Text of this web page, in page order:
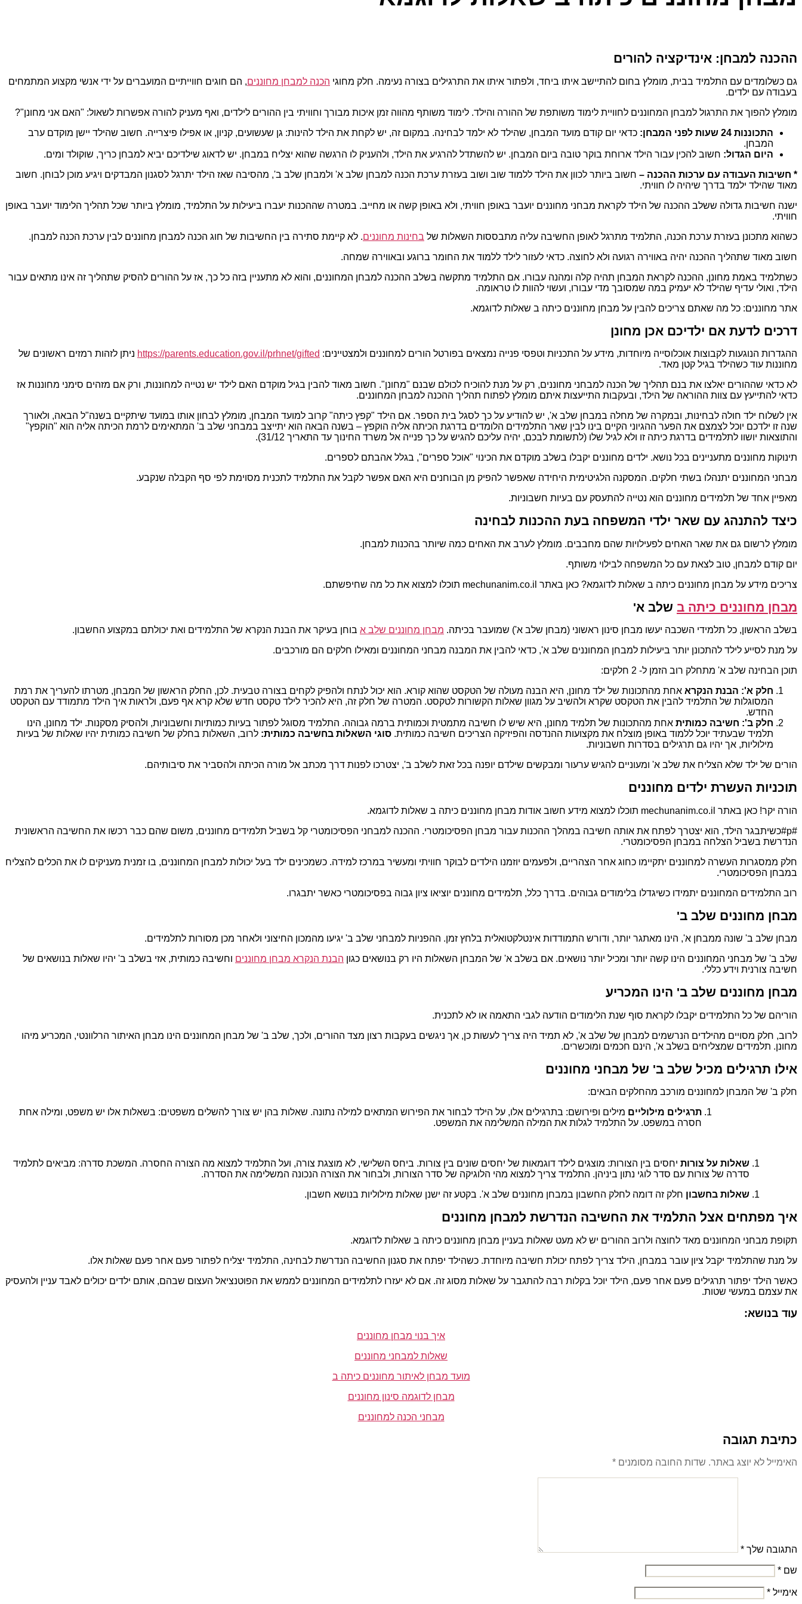
ההכנה למבחן: אינדיקציה להורים
גם כשלומדים עם התלמיד בבית, מומלץ בחום להתיישב איתו ביחד, ולפתור איתו את התרגילים בצורה נעימה. חלק מחוגי הכנה למבחן מחוננים, הם חוגים חווייתיים המועברים על ידי אנשי מקצוע המתמחים
בעבודה עם ילדים.
מומלץ להפוך את התרגול למבחן המחוננים לחוויית לימוד משותפת של ההורה והילד. לימוד משותף מהווה זמן איכות מבורך וחוויתי בין ההורים לילדים, ואף מעניק להורה אפשרות לשאול: "האם אני מחונן"?
התכוננות 24 שעות לפני המבחן:
כדאי יום קודם מועד המבחן, שהילד לא ילמד לבחינה. במקום זה, יש לקחת את הילד להינות: גן שעשועים, קניון, או אפילו פיצרייה. חשוב שהילד יישן מוקדם ערב
המבחן.
היום הגדול: חשוב להכין עבור הילד ארוחת בוקר טובה ביום המבחן. יש להשתדל להרגיע את הילד, ולהעניק לו הרגשה שהוא יצליח במבחן. יש לדאוג שילדיכם יביא למבחן כריך, שוקולד ומים.
* חשיבות העבודה עם ערכות ההכנה – חשוב ביותר לכוון את הילד ללמוד שוב ושוב בעזרת ערכת הכנה למבחן שלב א' ולמבחן שלב ב', מהסיבה שאז הילד יתרגל לסגנון המבדקים ויגיע מוכן לבוחן. חשוב
מאוד שהילד ילמד בדרך שיהיה לו חוויתי.
ישנה חשיבות גדולה ששלב ההכנה של הילד לקראת מבחני מחוננים יועבר באופן חוויתי, ולא באופן קשה או מחייב. במטרה שההכנות יעברו ביעילות על התלמיד, מומלץ ביותר שכל תהליך הלימוד יועבר באופן
חוויתי.
כשהוא מתכונן בעזרת ערכת הכנה, התלמיד מתרגל לאופן החשיבה עליה מתבססות השאלות של בחינות מחוננים. לא קיימת סתירה בין החשיבות של חוג הכנה למבחן מחוננים לבין ערכת הכנה למבחן.
חשוב מאוד שתהליך ההכנה יהיה באווירה רגועה ולא לחוצה. כדאי לעזור לילד ללמוד את החומר ברוגע ובאווירה שמחה.
כשתלמיד באמת מחונן, ההכנה לקראת המבחן תהיה קלה ומהנה עבורו. אם התלמיד מתקשה בשלב ההכנה למבחן המחוננים, והוא לא מתעניין בזה כל כך, אז על ההורים להסיק שתהליך זה אינו מתאים עבור
הילד, ואולי עדיף שהילד לא יעמיק במה שמסובך מדי עבורו, ועשוי להוות לו טראומה.
אתר מחוננים: כל מה שאתם צריכים להבין על מבחן מחוננים כיתה ב שאלות לדוגמא.
דרכים לדעת אם ילדיכם אכן מחונן
ההגדרות הנוגעות לקבוצות אוכלוסייה מיוחדות, מידע על התכניות וטפסי פנייה נמצאים בפורטל הורים למחוננים ולמצטיינים: https://parents.education.gov.il/prhnet/gifted ניתן לזהות רמזים ראשונים של
מחוננות עוד כשהילד בגיל קטן מאד.
לא כדאי שההורים יאלצו את בנם תהליך של הכנה למבחני מחוננים, רק על מנת להוכיח לכולם שבנם "מחונן". חשוב מאוד להבין בגיל מוקדם האם לילד יש נטייה למחוננות, ורק אם מזהים סימני מחוננות אז
כדאי להתייעץ עם צוות ההוראה של הילד, ובעקבות התייעצות איתם מומלץ לפתוח תהליך ההכנה למבחן המחוננים.
אין לשלוח ילד חולה לבחינות, ובמקרה של מחלה במבחן שלב א', יש להודיע על כך לסגל בית הספר. אם הילד "קפץ כיתה" קרוב למועד המבחן, מומלץ לבחון אותו במועד שיתקיים בשנה"ל הבאה, ולאורך
שנה זו ילדכם יוכל לצמצם את הפער ההגיוני הקיים בינו לבין שאר התלמידים הלומדים בדרגת הכיתה אליה הוקפץ – בשנה הבאה הוא יתייצב במבחני שלב ב' המתאימים לרמת הכיתה אליה הוא "הוקפץ"
והתוצאות יושוו לתלמידים בדרגת כיתה זו ולא לגיל שלו (לתשומת לבכם, יהיה עליכם להגיש על כך פנייה אל משרד החינוך עד התאריך 31/12).
תינוקות מחוננים מתעניינים בכל נושא. ילדים מחוננים יקבלו בשלב מוקדם את הכינוי "אוכל ספרים", בגלל אהבתם לספרים.
מבחני המחוננים יתנהלו בשתי חלקים. המסקנה הלגיטימית היחידה שאפשר להפיק מן הבוחנים היא האם אפשר לקבל את התלמיד לתכנית מסוימת לפי סף הקבלה שנקבע.
מאפיין אחד של תלמידים מחוננים הוא נטייה להתעסק עם בעיות חשבוניות.
כיצד להתנהג עם שאר ילדי המשפחה בעת ההכנות לבחינה
מומלץ לרשום גם את שאר האחים לפעילויות שהם מחבבים. מומלץ לערב את האחים כמה שיותר בהכנות למבחן.
יום קודם למבחן, טוב לצאת עם כל המשפחה לבילוי משותף.
צריכים מידע על מבחן מחוננים כיתה ב שאלות לדוגמא? כאן באתר mechunanim.co.il תוכלו למצוא את כל מה שחיפשתם.
מבחן מחוננים כיתה ב שלב א'
בשלב הראשון, כל תלמידי השכבה יעשו מבחן סינון ראשוני (מבחן שלב א') שמועבר בכיתה. מבחן מחוננים שלב א בוחן בעיקר את הבנת הנקרא של התלמידים ואת יכולתם במקצוע החשבון.
על מנת לסייע לילד להתכונן יותר ביעילות למבחן המחוננים שלב א', כדאי להבין את המבנה מבחני המחוננים ומאילו חלקים הם מורכבים.
תוכן הבחינה שלב א' מתחלק רוב הזמן ל- 2 חלקים:
חלק א': הבנת הנקרא אחת מהתכונות של ילד מחונן, היא הבנה מעולה של הטקסט שהוא קורא. הוא יכול לנתח ולהפיק לקחים בצורה טבעית. לכן, החלק הראשון של המבחן, מטרתו להעריך את רמת
המסוגלות של התלמיד להבין את הטקסט שקרא ולהשיב על מגוון שאלות הקשורות לטקסט. המטרה של חלק זה, היא להכיר לילד טקסט חדש שלא קרא אף פעם, ולראות איך הילד מתמודד עם הטקסט
החדש.
חלק ב': חשיבה כמותית אחת מהתכונות של תלמיד מחונן, היא שיש לו חשיבה מתמטית וכמותית ברמה גבוהה. התלמיד מסוגל לפתור בעיות כמותיות וחשבוניות, ולהסיק מסקנות. ילד מחונן, הינו
תלמיד שבעתיד יוכל ללמוד באופן מוצלח את מקצועות ההנדסה והפיזיקה הצריכים חשיבה כמותית. סוגי השאלות בחשיבה כמותית: לרוב, השאלות בחלק של חשיבה כמותית יהיו שאלות של בעיות
מילוליות, אך יהיו גם תרגילים בסדרות חשבוניות.
הורים של ילד שלא הצליח את שלב א' ומעוניים להגיש ערעור ומבקשים שילדם יופנה בכל זאת לשלב ב', יצטרכו לפנות דרך מכתב אל מורה הכיתה ולהסביר את סיבותיהם.
תוכניות העשרת ילדים מחוננים
הורה יקר! כאן באתר mechunanim.co.il תוכלו למצוא מידע חשוב אודות מבחן מחוננים כיתה ב שאלות לדוגמא.
#p#כשיתבגר הילד, הוא יצטרך לפתח את אותה חשיבה במהלך ההכנות עבור מבחן הפסיכומטרי. ההכנה למבחני הפסיכומטרי קל בשביל תלמידים מחוננים, משום שהם כבר רכשו את החשיבה הראשונית
הנדרשת בשביל הצלחה במבחן הפסיכומטרי.
חלק ממסגרות העשרה למחוננים יתקיימו כחוג אחר הצהריים, ולפעמים יוזמנו הילדים לבוקר חוויתי ומעשיר במרכז למידה. כשמכינים ילד בעל יכולות למבחן המחוננים, בו זמנית מעניקים לו את הכלים להצליח
במבחן הפסיכומטרי.
רוב התלמידים המחוננים יתמידו כשיגדלו בלימודים גבוהים. בדרך כלל, תלמידים מחוננים יוציאו ציון גבוה בפסיכומטרי כאשר יתבגרו.
מבחן מחוננים שלב ב'
מבחן שלב ב' שונה ממבחן א', הינו מאתגר יותר, ודורש התמודדות אינטלקטואלית בלחץ זמן. ההפניות למבחני שלב ב' יגיעו מהמכון החיצוני ולאחר מכן מסורות לתלמידים.
שלב ב' של מבחני המחוננים הינו קשה יותר ומכיל יותר נושאים. אם בשלב א' של המבחן השאלות היו רק בנושאים כגון הבנת הנקרא מבחן מחוננים וחשיבה כמותית, אזי בשלב ב' יהיו שאלות בנושאים של
חשיבה צורנית וידע כללי.
מבחן מחוננים שלב ב' הינו המכריע
הוריהם של כל התלמידים יקבלו לקראת סוף שנת הלימודים הודעה לגבי התאמה או לא לתכנית.
לרוב, חלק מסויים מהילדים הנרשמים למבחן של שלב א', לא תמיד היה צריך לעשות כן, אך ניגשים בעקבות רצון מצד ההורים, ולכך, שלב ב' של מבחן המחוננים הינו מבחן האיתור הרלוונטי, המכריע מיהו
מחונן. תלמידים שמצליחים בשלב א', הינם חכמים ומוכשרים.
אילו תרגילים מכיל שלב ב' של מבחני מחוננים
חלק ב' של המבחן למחוננים מורכב מהחלקים הבאים:
תרגילים מילוליים מילים ופירושם: בתרגילים אלו, על הילד לבחור את הפירוש המתאים למילה נתונה. שאלות בהן יש צורך להשלים משפטים: בשאלות אלו יש משפט, ומילה אחת
חסרה במשפט. על התלמיד לגלות את המילה המשלימה את המשפט.
שאלות על צורות יחסים בין הצורות: מוצגים לילד דוגמאות של יחסים שונים בין צורות. ביחס השלישי, לא מוצגת צורה, ועל התלמיד למצוא מה הצורה החסרה. המשכת סדרה: מביאים לתלמיד
סדרה של צורות עם סדר לוגי נתון ביניהן. התלמיד צריך למצוא מהי הלוגיקה של סדר הצורות, ולבחור את הצורה הנכונה המשלימה את הסדרה.
שאלות בחשבון חלק זה דומה לחלק החשבון במבחן מחוננים שלב א'. בקטע זה ישנן שאלות מילוליות בנושא חשבון.
איך מפתחים אצל התלמיד את החשיבה הנדרשת למבחן מחוננים
תקופת מבחני המחוננים מאד לחוצה ולרוב ההורים יש לא מעט שאלות בעניין מבחן מחוננים כיתה ב שאלות לדוגמא.
על מנת שהתלמיד יקבל ציון עובר במבחן, הילד צריך לפתח יכולת חשיבה מיוחדת. כשהילד יפתח את סגנון החשיבה הנדרשת לבחינה, התלמיד יצליח לפתור פעם אחר פעם שאלות אלו.
כאשר הילד יפתור תרגילים פעם אחר פעם, הילד יוכל בקלות רבה להתגבר על שאלות מסוג זה. אם לא יעזרו לתלמידים המחוננים לממש את הפוטנציאל העצום שבהם, אותם ילדים יכולים לאבד עניין ולהעסיק
את עצמם במעשי שטות.
עוד בנושא:
איך בנוי מבחן מחוננים
שאלות למבחני מחוננים
מועד מבחן לאיתור מחוננים כיתה ב
מבחן לדוגמה סינון מחוננים
מבחני הכנה למחוננים
כתיבת תגובה
האימייל לא יוצג באתר. שדות החובה מסומנים *
התגובה שלך *
שם *
אימייל *